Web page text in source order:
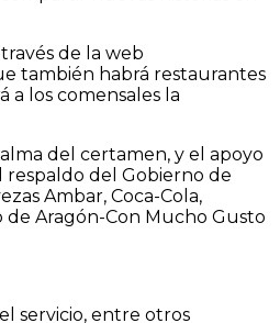
de la web
también habrá restaurantes
a los comensales la
del certamen, y el apoyo
respaldo del Gobierno de
Ambar, Coca-Cola,
de Aragón-Con Mucho Gusto
servicio, entre otros